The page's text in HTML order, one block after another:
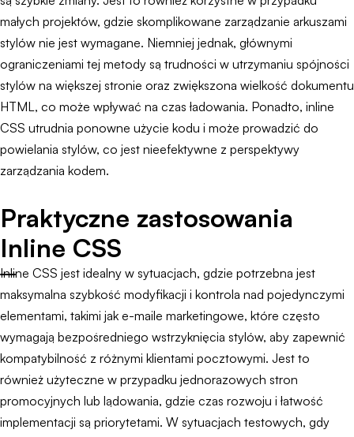
małych projektów, gdzie skomplikowane zarządzanie arkuszami
stylów nie jest wymagane. Niemniej jednak, głównymi
ograniczeniami tej metody są trudności w utrzymaniu spójności
stylów na większej stronie oraz zwiększona wielkość dokumentu
HTML, co może wpływać na czas ładowania. Ponadto, inline
CSS utrudnia ponowne użycie kodu i może prowadzić do
powielania stylów, co jest nieefektywne z perspektywy
zarządzania kodem.
Praktyczne zastosowania
Inline CSS
Inline CSS jest idealny w sytuacjach, gdzie potrzebna jest
maksymalna szybkość modyfikacji i kontrola nad pojedynczymi
elementami, takimi jak e-maile marketingowe, które często
wymagają bezpośredniego wstrzyknięcia stylów, aby zapewnić
kompatybilność z różnymi klientami pocztowymi. Jest to
również użyteczne w przypadku jednorazowych stron
promocyjnych lub lądowania, gdzie czas rozwoju i łatwość
implementacji są priorytetami. W sytuacjach testowych, gdy